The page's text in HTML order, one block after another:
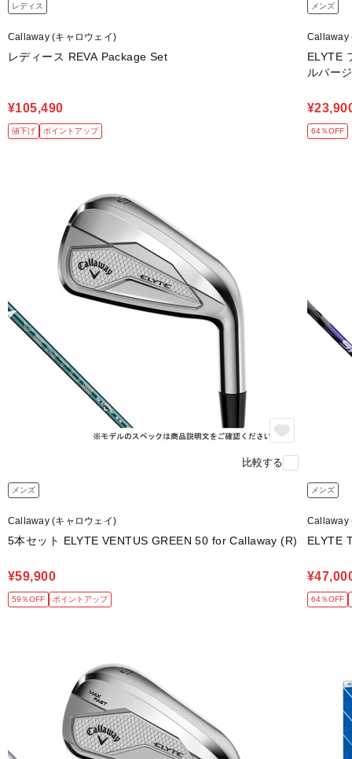
レディス
Callaway (キャロウェイ)
レディース REVA Package Set
¥105,490
値下げ ポイントアップ
メンズ
Callaway
ELYTE
ルバー
64％OFF
比較する
メンズ
Callaway (キャロウェイ)
5本セット ELYTE VENTUS GREEN 50 for Callaway (R)
¥59,900
59％OFF ポイントアップ
メンズ
Callaway
ELYTE
64％OFF